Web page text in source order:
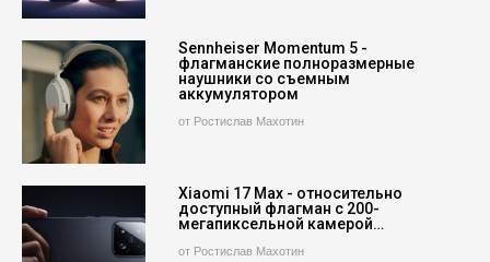
Sennheiser Momentum 5 -
флагманские полноразмерные
наушники со съемным
аккумулятором
от Ростислав Махотин
Xiaomi 17 Max - относительно
доступный флагман с 200-
мегапиксельной камерой…
от Ростислав Махотин